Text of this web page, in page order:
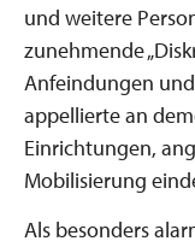
und weitere
zunehmende
Anfeindungen
appellierte an
Einrichtungen,
Mobilisierung
Als besonders